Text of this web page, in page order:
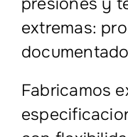
extremas:
Fabricamos